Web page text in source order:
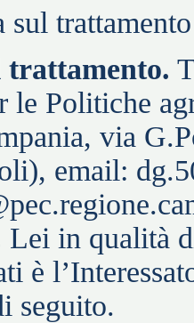
sul
le Politiche
via
email:
Lei in qualità
è
seguito.